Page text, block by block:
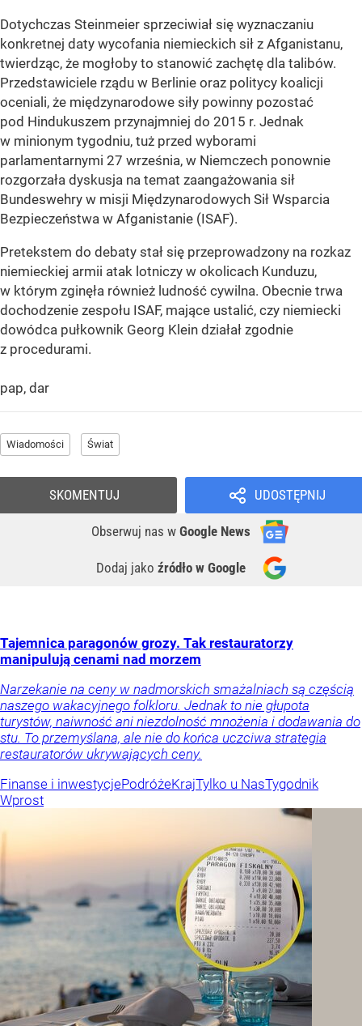
Dotychczas Steinmeier sprzeciwiał się wyznaczaniu
konkretnej daty wycofania niemieckich sił z Afganistanu,
twierdząc, że mogłoby to stanowić zachętę dla talibów.
Przedstawiciele rządu w Berlinie oraz politycy koalicji
oceniali, że międzynarodowe siły powinny pozostać
pod Hindukuszem przynajmniej do 2015 r. Jednak
w minionym tygodniu, tuż przed wyborami
parlamentarnymi 27 września, w Niemczech ponownie
rozgorzała dyskusja na temat zaangażowania sił
Bundeswehry w misji Międzynarodowych Sił Wsparcia
Bezpieczeństwa w Afganistanie (ISAF).
Pretekstem do debaty stał się przeprowadzony na rozkaz
niemieckiej armii atak lotniczy w okolicach Kunduzu,
w którym zginęła również ludność cywilna. Obecnie trwa
dochodzenie zespołu ISAF, mające ustalić, czy niemiecki
dowódca pułkownik Georg Klein działał zgodnie
z procedurami.
pap, dar
Wiadomości Świat
UDOSTĘPNIJ
Obserwuj nas w Google News
Dodaj jako źródło w Google
SKOMENTUJ
Tajemnica paragonów grozy. Tak restauratorzy
manipulują cenami nad morzem
Narzekanie na ceny w nadmorskich smażalniach są częścią
naszego wakacyjnego folkloru. Jednak to nie głupota
turystów, naiwność ani niezdolność mnożenia i dodawania do
stu. To przemyślana, ale nie do końca uczciwa strategia
restauratorów ukrywających ceny.
Finanse i inwestycjePodróżeKrajTylko u NasTygodnik
Wprost